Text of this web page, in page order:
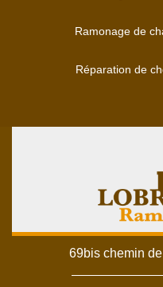
Ramonage de
Réparation de
69bis chemin